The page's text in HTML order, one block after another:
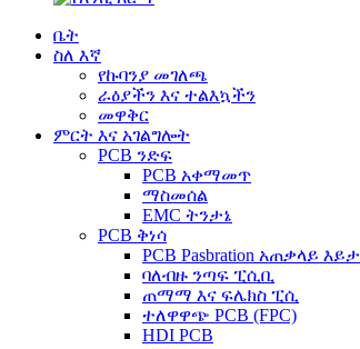
ቤት
ስለ እኛ
የኩባንያ መገለጫ
ራዕያችን እና ተልእኳችን
መዋቅር
ምርት እና አገልግሎት
PCB ንድፍ
PCB አቀማመጥ
ማስመሰል
EMC ትንታኔ
PCB ቅነሳ
PCB Pasbration አጠቃላይ እይታ
ባለብዙ ንጣፍ ፒሲቢ
ጠማማ እና ፍሌክስ ፒሲ
ተለዋዋጭ PCB (FPC)
HDI PCB